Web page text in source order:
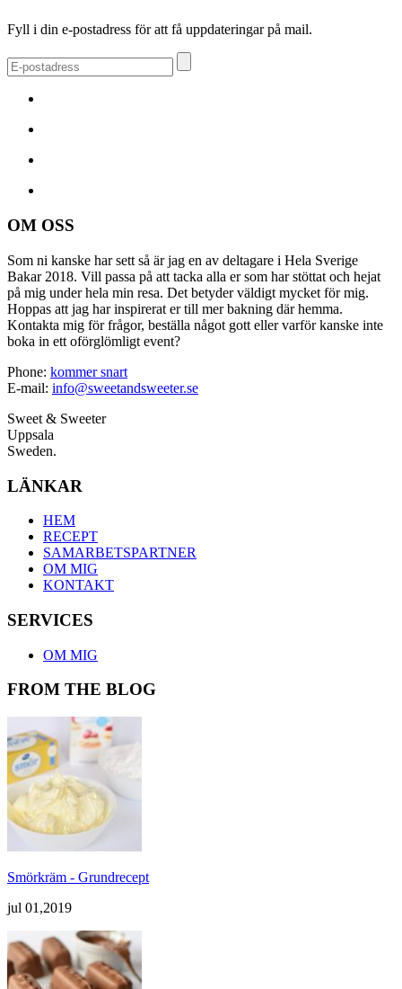
Fyll i din e-postadress för att få uppdateringar på mail.
OM OSS
Som ni kanske har sett så är jag en av deltagare i Hela Sverige
Bakar 2018. Vill passa på att tacka alla er som har stöttat och hejat
på mig under hela min resa. Det betyder väldigt mycket för mig.
Hoppas att jag har inspirerat er till mer bakning där hemma.
Kontakta mig för frågor, beställa något gott eller varför kanske inte
boka in ett oförglömligt event?
Phone: kommer snart
E-mail: info@sweetandsweeter.se
Sweet & Sweeter
Uppsala
Sweden.
LÄNKAR
HEM
RECEPT
SAMARBETSPARTNER
OM MIG
KONTAKT
SERVICES
OM MIG
FROM THE BLOG
Smörkräm - Grundrecept
jul 01,2019